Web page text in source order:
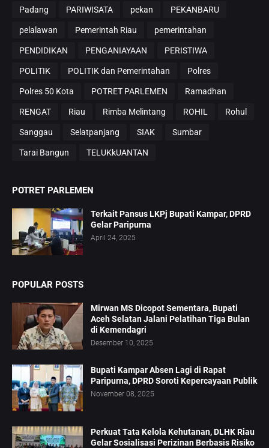
Padang PARIWISATA pekan PEKANBARU
pelalawan Pemerintah Riau pemerintahan
PENDIDIKAN PENGANIAYAAN PERISTIWA
POLITIK POLITIK dan Pemerintahan Polres
Polres 50 Kota POTRET PARLEMEN Ramadhan
RENGAT Riau Rimba Melintang ROHIL Rohul
Sanggau Selatpanjang SIAK Sumbar
Tarai Bangun TELUKkUANTAN
POTRET PARLEMEN
Terkait Pansus LKPj Bupati Kampar, DPRD
Gelar Paripurna
April 24, 2025
POPULAR POSTS
Mirwan MS Dicopot Sementara, Bupati
Aceh Selatan Jalani Pelatihan Tiga Bulan
di Kemendagri
Desember 10, 2025
Bupati Kampar Absen Lagi di Rapat
Paripurna, DPRD Soroti Kepercayaan Publik
November 08, 2025
Perkuat Tata Kelola Kehutanan, DLHK Riau
Gelar Sosialisasi Perizinan Berbasis Risiko